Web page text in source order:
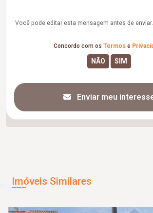
Você pode editar esta mensagem antes de enviar.
Concordo com os Termos e
Enviar meu
Imóveis Similares